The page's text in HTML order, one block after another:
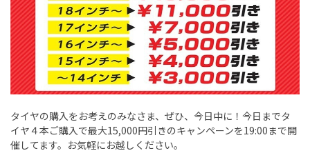
タイヤの購入をお考えのみなさま、ぜひ、今日中に！今日までタ
イヤ４本ご購入で最大15,000円引きのキャンペーンを19:00まで開
催してます。お気軽にお越しください。